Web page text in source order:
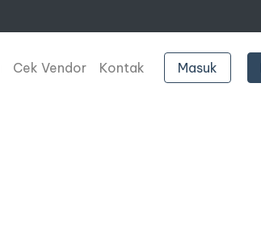
Cek Vendor Kontak Masuk